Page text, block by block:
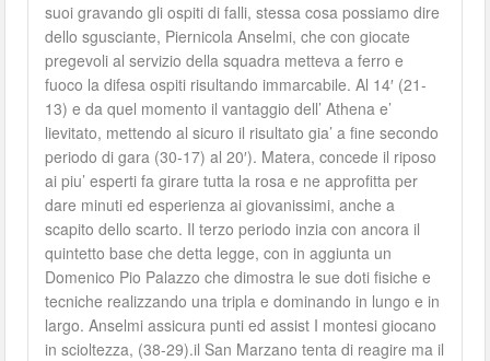
suoi gravando gli ospiti di falli, stessa cosa possiamo dire
dello sgusciante, Piernicola Anselmi, che con giocate
pregevoli al servizio della squadra metteva a ferro e
fuoco la difesa ospiti risultando immarcabile. Al 14′ (21-
13) e da quel momento il vantaggio dell’ Athena e’
lievitato, mettendo al sicuro il risultato gia’ a fine secondo
periodo di gara (30-17) al 20′). Matera, concede il riposo
ai piu’ esperti fa girare tutta la rosa e ne approfitta per
dare minuti ed esperienza ai giovanissimi, anche a
scapito dello scarto. Il terzo periodo inzia con ancora il
quintetto base che detta legge, con in aggiunta un
Domenico Pio Palazzo che dimostra le sue doti fisiche e
tecniche realizzando una tripla e dominando in lungo e in
largo. Anselmi assicura punti ed assist I montesi giocano
in scioltezza, (38-29).il San Marzano tenta di reagire ma il